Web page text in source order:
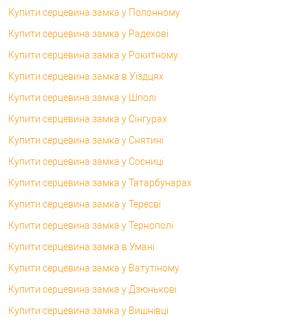
Купити серцевина замка у Полонному
Купити серцевина замка у Радехові
Купити серцевина замка у Рокитному
Купити серцевина замка в Уїздцях
Купити серцевина замка у Шполі
Купити серцевина замка у Сінгурах
Купити серцевина замка у Снятині
Купити серцевина замка у Сосниці
Купити серцевина замка у Татарбунарах
Купити серцевина замка у Тересві
Купити серцевина замка у Тернополі
Купити серцевина замка в Умані
Купити серцевина замка у Ватутіному
Купити серцевина замка у Дзюнькові
Купити серцевина замка у Вишнівці